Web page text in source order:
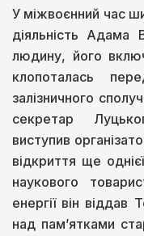
У міжвоєнний час
діяльність Адама
людину, його
клопоталась
залізничного
секретар
виступив
відкриття ще
наукового
енергії він віддав
над пам’ятками